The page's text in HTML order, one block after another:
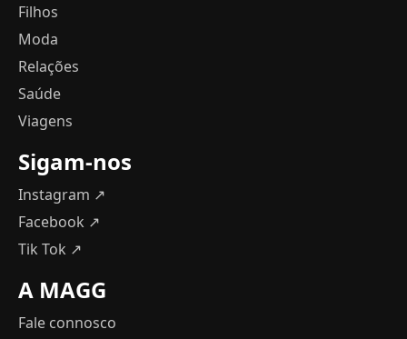
Filhos
Moda
Relações
Saúde
Viagens
Sigam-nos
Instagram ↗
Facebook ↗
Tik Tok ↗
A MAGG
Fale connosco